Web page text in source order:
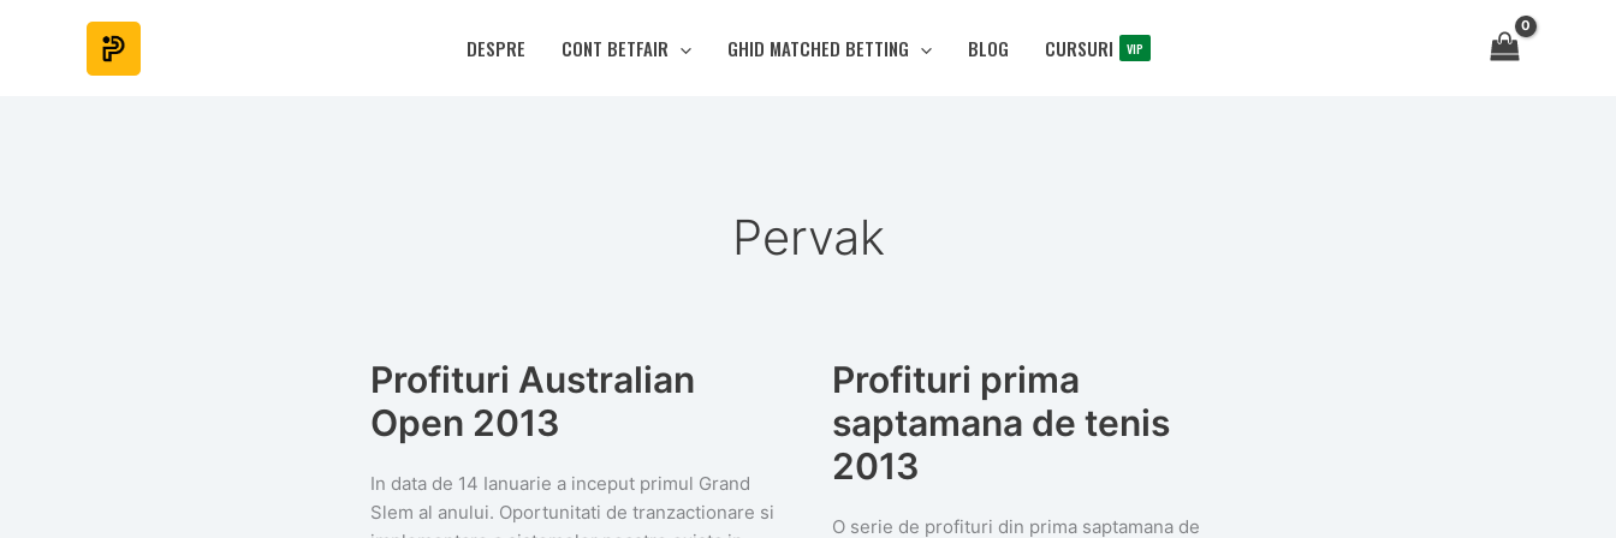
DESPRE CONT BETFAIR GHID MATCHED BETTING BLOG CURSURI VIP
Pervak
Profituri Australian
Open 2013
In data de 14 Ianuarie a inceput primul Grand
Slem al anului. Oportunitati de tranzactionare si
Profituri prima
saptamana de tenis
2013
O serie de profituri din prima saptamana de